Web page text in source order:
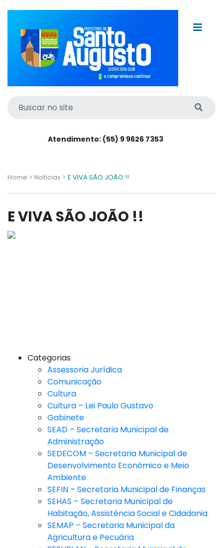
Atendimento: (55) 9 9626 7353
Home > Notícias > E VIVA SÃO JOÃO !!
E VIVA SÃO JOÃO !!
Categorias
Assessoria Jurídica
Comunicação
Cultura
Cultura – Lei Paulo Gustavo
Gabinete
SEAD – Secretaria Municipal de
Administração
SEDECOM – Secretaria Municipal de
Desenvolvimento Econômico e Meio
Ambiente
SEFIN – Secretaria Municipal de Finanças
SEHAS – Secretaria Municipal de
Habitação, Assistência Social e Cidadania
SEMAP – Secretaria Municipal da
Agricultura e Pecuária